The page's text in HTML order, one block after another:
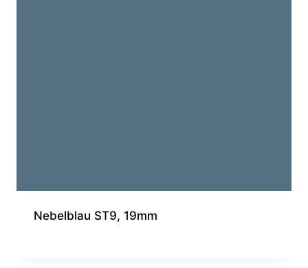
Nebelblau ST9, 19mm